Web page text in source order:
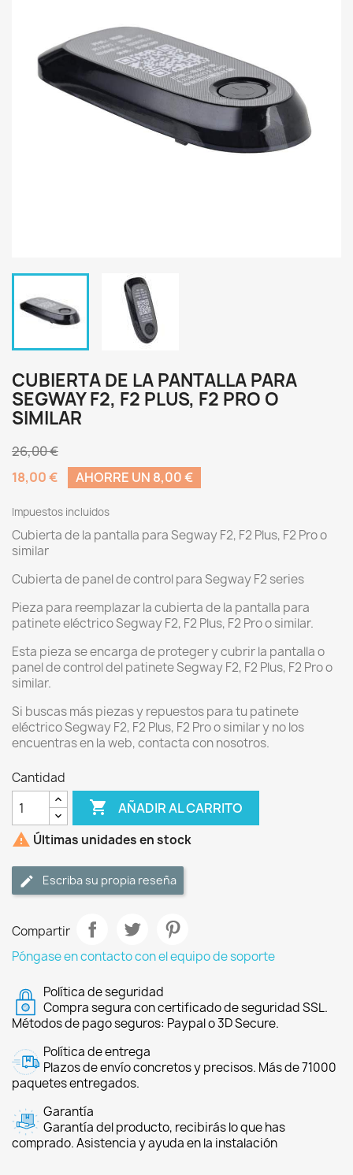
CUBIERTA DE LA PANTALLA PARA
SEGWAY F2, F2 PLUS, F2 PRO O
SIMILAR
26,00 €
18,00 €
AHORRE UN 8,00 €
Impuestos incluidos
Cubierta de la pantalla para Segway F2, F2 Plus, F2 Pro o
similar
Cubierta de panel de control para Segway F2 series
Pieza para reemplazar la cubierta de la pantalla para
patinete eléctrico Segway F2, F2 Plus, F2 Pro o similar.
Esta pieza se encarga de proteger y cubrir la pantalla o
panel de control del patinete Segway F2, F2 Plus, F2 Pro o
similar.
Si buscas más piezas y repuestos para tu patinete
eléctrico Segway F2, F2 Plus, F2 Pro o similar y no los
encuentras en la web, contacta con nosotros.
Cantidad
 AÑADIR AL CARRITO
 Últimas unidades en stock
Escriba su propia reseña
Compartir
Póngase en contacto con el equipo de soporte
Política de seguridad
Compra segura con certificado de seguridad SSL.
Métodos de pago seguros: Paypal o 3D Secure.
Política de entrega
Plazos de envío concretos y precisos. Más de 71000
paquetes entregados.
Garantía
Garantía del producto, recibirás lo que has
comprado. Asistencia y ayuda en la instalación